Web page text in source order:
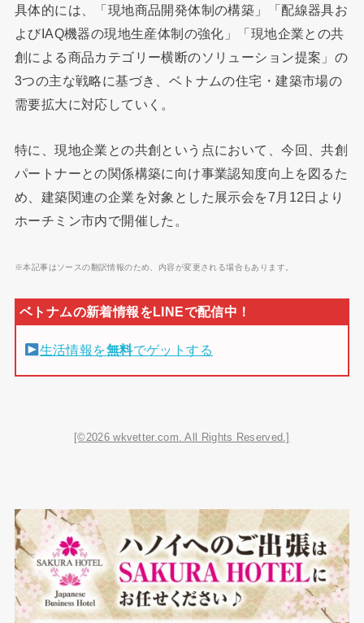
具体的には、「現地商品開発体制の構築」「配線器具お
よびIAQ機器の現地生産体制の強化」「現地企業との共
創による商品カテゴリー横断のソリューション提案」の
3つの主な戦略に基づき、ベトナムの住宅・建築市場の
需要拡大に対応していく。
特に、現地企業との共創という点において、今回、共創
パートナーとの関係構築に向け事業認知度向上を図るた
め、建築関連の企業を対象とした展示会を7月12日より
ホーチミン市内で開催した。
※本記事はソースの翻訳情報のため、内容が変更される場合もあります。
生活情報を無料でゲットする
[©2026 wkvetter.com. All Rights Reserved.]